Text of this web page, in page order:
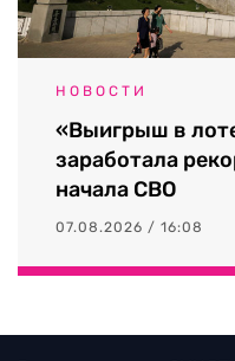
НОВОСТИ
«Выигрыш в
заработала
начала СВО
07.08.2026 / 16:08